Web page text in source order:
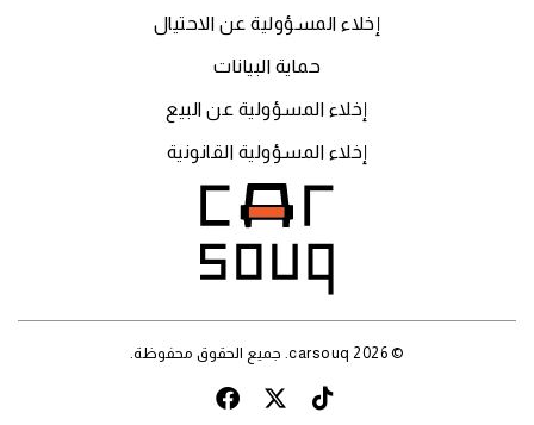
إخلاء المسؤولية عن الاحتيال
حماية البيانات
إخلاء المسؤولية عن البيع
إخلاء المسؤولية القانونية
© 2026 carsouq. جميع الحقوق محفوظة.